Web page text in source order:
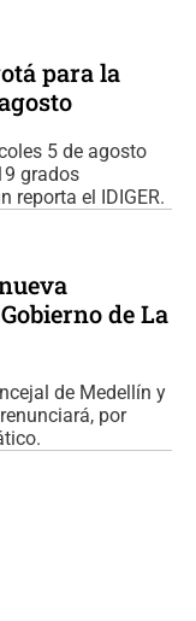
para la
5 de agosto
grados
reporta el IDIGER.
de La
de Medellín y
por